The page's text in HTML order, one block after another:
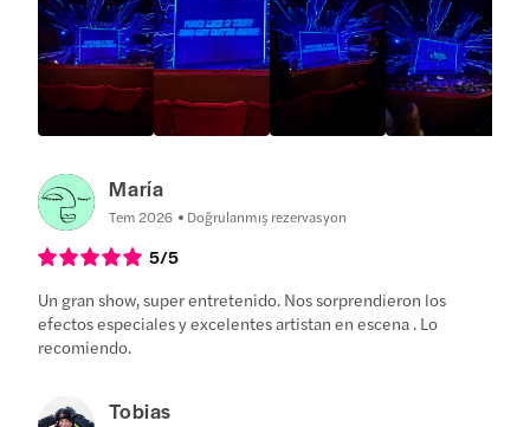
María
Tem 2026 Doğrulanmış rezervasyon
5/5
Un gran show, super entretenido. Nos sorprendieron los
efectos especiales y excelentes artistan en escena . Lo
recomiendo.
Tobias